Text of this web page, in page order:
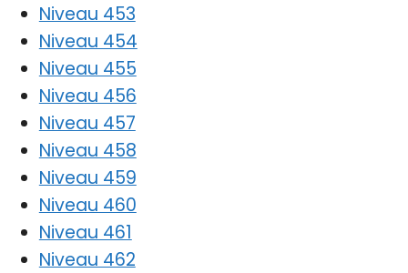
Niveau 453
Niveau 454
Niveau 455
Niveau 456
Niveau 457
Niveau 458
Niveau 459
Niveau 460
Niveau 461
Niveau 462